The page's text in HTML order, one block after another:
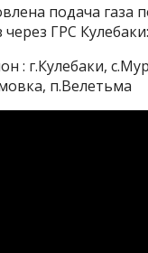
подача газа
ГРС Кулебаки:
: г.Кулебаки,
п.Велетьма